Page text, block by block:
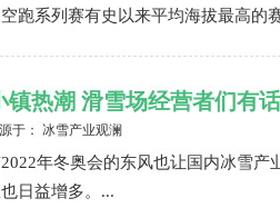
空跑系列赛有史以来平均海拔最高的
镇热潮 滑雪场经营者们有
于： 冰雪产业观澜
年冬奥会的东风也让国内冰雪
日益增多。...